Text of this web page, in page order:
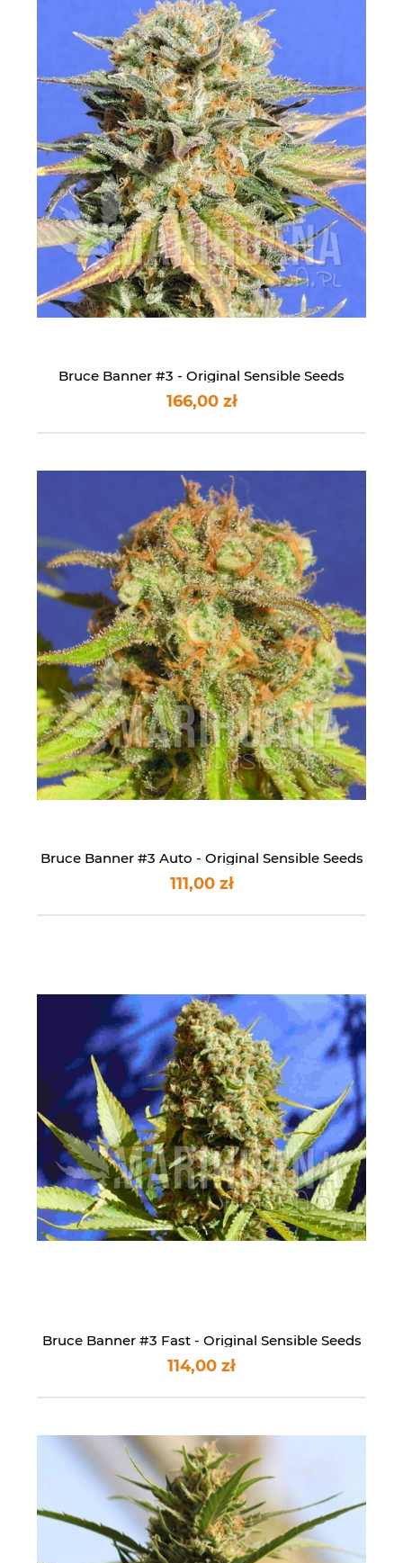
Bruce Banner #3 - Original Sensible Seeds
166,00 zł
Bruce Banner #3 Auto - Original Sensible Seeds
111,00 zł
Bruce Banner #3 Fast - Original Sensible Seeds
114,00 zł